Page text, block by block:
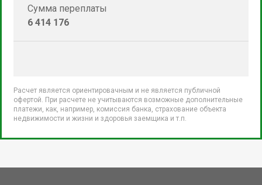
Сумма переплаты
6 414 176
Расчет является ориентировачным и не является публичной
офертой. При расчете не учитываются возможные дополнительные
платежи, как, например, комиссия банка, страхование объекта
недвижимости и жизни и здоровья заемщика и т.п.